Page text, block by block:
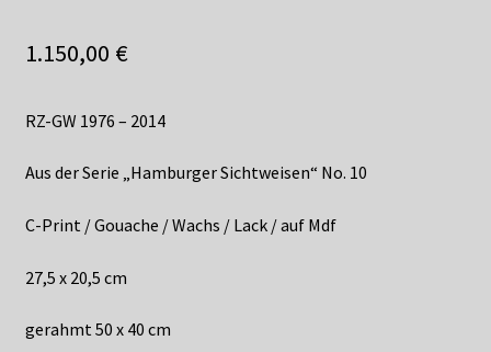
1.150,00 €
RZ-GW 1976 – 2014
Aus der Serie „Hamburger Sichtweisen“ No. 10
C-Print / Gouache / Wachs / Lack / auf Mdf
27,5 x 20,5 cm
gerahmt 50 x 40 cm